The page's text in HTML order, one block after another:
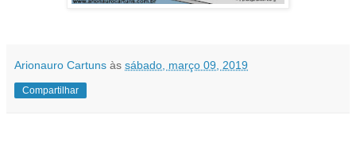
Arionauro Cartuns às sábado, março 09, 2019
Compartilhar